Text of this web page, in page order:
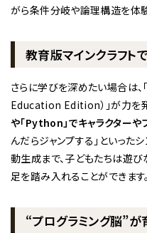
がら条件分岐や論理構造を体験
教育版マインクラフト
さらに学びを深めたい場合は
Education Edition）」が力を
や「Python」でキャラクター
んだらジャンプする」といった
動生成まで、子どもたちは遊
足を踏み入れることができます。
“プログラミング脳”が